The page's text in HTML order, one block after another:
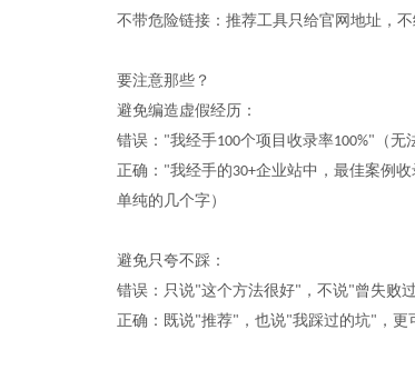
不带危险链接：推荐工具只给官网地址，
要注意那些？
避免编造虚假经历：
错误： "我经手100个项目收录率100%" （
正确： "我经手的30+企业站中，最佳案例收
单纯的几个字）
避免只夸不踩：
错误：只说"这个方法很好" ，不说"曾失败过
正确：既说"推荐" ，也说"我踩过的坑" ，更